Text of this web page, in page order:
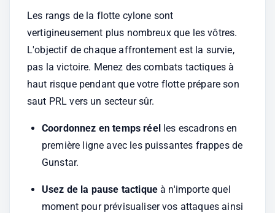
Les rangs de la flotte cylone sont
vertigineusement plus nombreux que les vôtres.
L'objectif de chaque affrontement est la survie,
pas la victoire. Menez des combats tactiques à
haut risque pendant que votre flotte prépare son
saut PRL vers un secteur sûr.
Coordonnez en temps réel les escadrons en
première ligne avec les puissantes frappes de
Gunstar.
Usez de la pause tactique à n'importe quel
moment pour prévisualiser vos attaques ainsi